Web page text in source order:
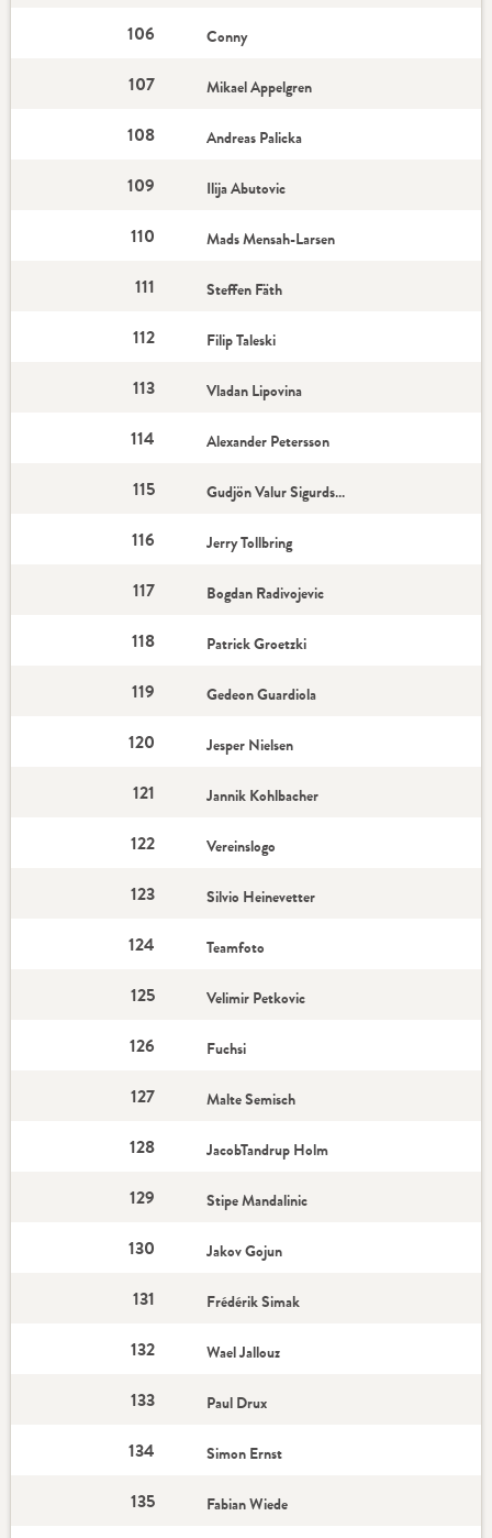
106 Conny
107 Mikael Appelgren
108 Andreas Palicka
109 Ilija Abutovic
110 Mads Mensah-Larsen
111 Steffen Fäth
112 Filip Taleski
113 Vladan Lipovina
114 Alexander Petersson
115 Gudjön Valur Sigurdsson
116 Jerry Tollbring
117 Bogdan Radivojevic
118 Patrick Groetzki
119 Gedeon Guardiola
120 Jesper Nielsen
121 Jannik Kohlbacher
122 Vereinslogo
123 Silvio Heinevetter
124 Teamfoto
125 Velimir Petkovic
126 Fuchsi
127 Malte Semisch
128 JacobTandrup Holm
129 Stipe Mandalinic
130 Jakov Gojun
131 Frédérik Simak
132 Wael Jallouz
133 Paul Drux
134 Simon Ernst
135 Fabian Wiede